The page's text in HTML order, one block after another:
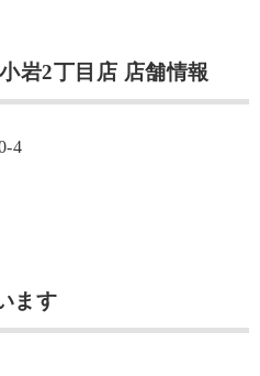
岩2丁目店 店舗情報
4
ます